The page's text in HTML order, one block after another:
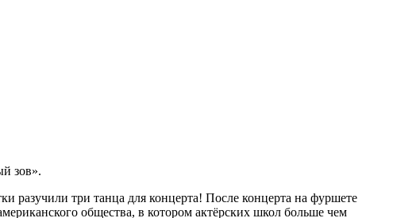
зов».
разучили три танца для концерта! После концерта на фуршете
общества, в котором актёрских школ больше чем